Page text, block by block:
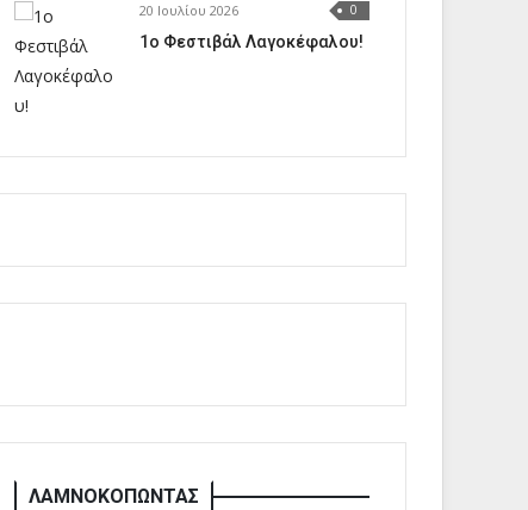
20 Ιουλίου 2026 0
1o Φεστιβάλ Λαγοκέφαλου!
ΛΑΜΝΟΚΟΠΩΝΤΑΣ